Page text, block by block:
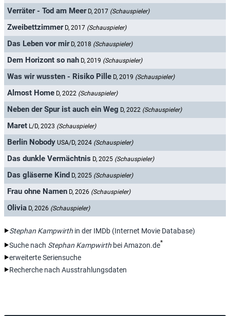
Verräter - Tod am Meer D, 2017 (Schauspieler)
Zweibettzimmer D, 2017 (Schauspieler)
Das Leben vor mir D, 2018 (Schauspieler)
Dem Horizont so nah D, 2019 (Schauspieler)
Was wir wussten - Risiko Pille D, 2019 (Schauspieler)
Almost Home D, 2022 (Schauspieler)
Neben der Spur ist auch ein Weg D, 2022 (Schauspieler)
Maret L/D, 2023 (Schauspieler)
Berlin Nobody USA/D, 2024 (Schauspieler)
Das dunkle Vermächtnis D, 2025 (Schauspieler)
Das gläserne Kind D, 2025 (Schauspieler)
Frau ohne Namen D, 2026 (Schauspieler)
Olivia D, 2026 (Schauspieler)
Stephan Kampwirth in der IMDb (Internet Movie Database)
Suche nach Stephan Kampwirth bei Amazon.de*
erweiterte Seriensuche
Recherche nach Ausstrahlungsdaten